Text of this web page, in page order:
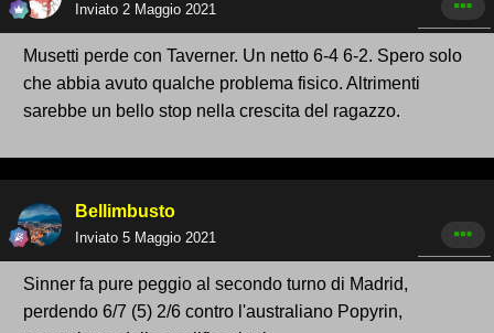
Inviato 2 Maggio 2021
Musetti perde con Taverner. Un netto 6-4 6-2. Spero solo
che abbia avuto qualche problema fisico. Altrimenti
sarebbe un bello stop nella crescita del ragazzo.
Bellimbusto
Inviato 5 Maggio 2021
Sinner fa pure peggio al secondo turno di Madrid,
perdendo 6/7 (5) 2/6 contro l'australiano Popyrin,